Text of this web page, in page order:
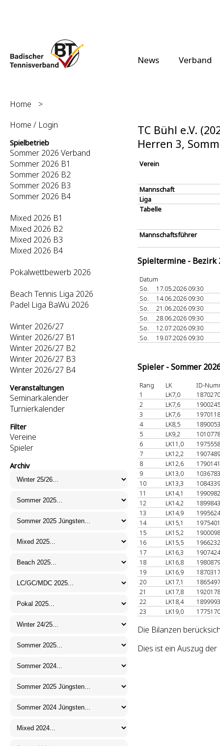
News Verband
Home
>
Home / Login
Spielbetrieb
Sommer 2026 Verband
Sommer 2026 B1
Sommer 2026 B2
Sommer 2026 B3
Sommer 2026 B4
Mixed 2026 B1
Mixed 2026 B2
Mixed 2026 B3
Mixed 2026 B4
Pokalwettbewerb 2026
Beach Tennis Liga 2026
Padel Liga BaWü 2026
Winter 2026/27
Winter 2026/27 B1
Winter 2026/27 B2
Winter 2026/27 B3
Winter 2026/27 B4
Veranstaltungen
Seminarkalender
Turnierkalender
Filter
Vereine
Spieler
Archiv
TC Bühl e.V.
Herren 3,
Verein
Mannschaft
Liga
Tabelle
Mannschaftsführer
Spieltermine - Bezirk
Datum
So.
17.05.2026 09:30
So.
14.06.2026 09:30
So.
21.06.2026 09:30
So.
28.06.2026 09:30
So.
12.07.2026 09:30
So.
19.07.2026 09:30
Spieler - Sommer
Rang LK
ID-
1
LK7,0
2
LK7,6
3
LK7,6
4
LK8,5
5
LK9,2
6
LK11,0
7
LK12,2
8
LK12,6
9
LK13,0
10
LK13,3
11
LK14,1
12
LK14,2
13
LK14,9
14
LK15,1
15
LK15,2
16
LK15,5
17
LK16,3
18
LK16,8
19
LK16,9
20
LK17,1
21
LK17,8
22
LK18,4
23
LK19,0
Die Bilanzen
Dies ist ein Auszug